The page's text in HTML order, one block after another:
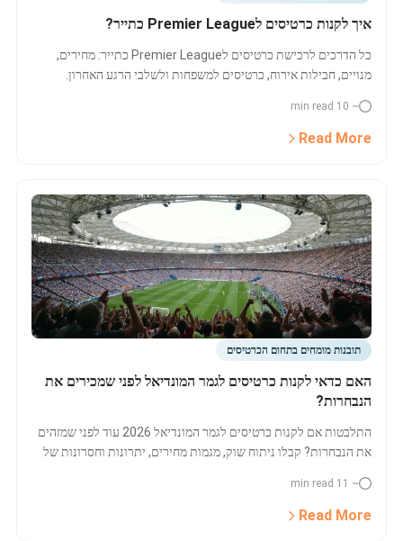
איך לקנות כרטיסים לPremier League כתייר?
כל הדרכים לרכישת כרטיסים לPremier League כתייר: מחירים,
מנויים, חבילות אירוח, כרטיסים למשפחות ולשלבי הרגע האחרון.
~ 10 min read
Read More
תובנות מומחים בתחום הכרטיסים
האם כדאי לקנות כרטיסים לגמר המונדיאל לפני שמכירים את
הנבחרות?
התלבטות אם לקנות כרטיסים לגמר המונדיאל 2026 עוד לפני שמזהים
את הנבחרות? קבלו ניתוח שוק, מגמות מחירים, יתרונות וחסרונות של
~ 11 min read
Read More